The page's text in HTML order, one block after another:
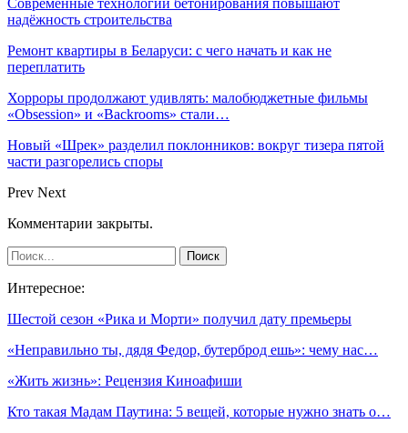
надёжность строительства
Ремонт квартиры в Беларуси: с чего начать и как не
переплатить
Хорроры продолжают удивлять: малобюджетные фильмы
«Obsession» и «Backrooms» стали…
Новый «Шрек» разделил поклонников: вокруг тизера пятой
части разгорелись споры
Prev Next
Комментарии закрыты.
Интересное:
Шестой сезон «Рика и Морти» получил дату премьеры
«Неправильно ты, дядя Федор, бутерброд ешь»: чему нас…
«Жить жизнь»: Рецензия Киноафиши
Кто такая Мадам Паутина: 5 вещей, которые нужно знать о…